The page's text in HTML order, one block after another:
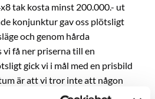
tak kosta minst 200.000.- ut
konjunktur gav oss plötsligt
och genom hårda
få ner priserna till en
gick vi i mål med en prisbild
är att vi tror inte att någon
poolmarknaden ens